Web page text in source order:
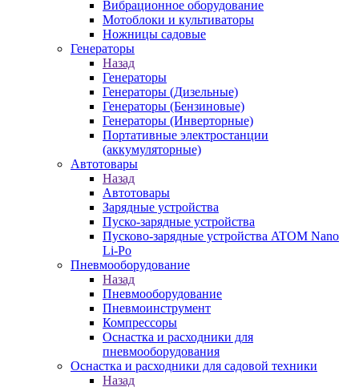
Вибрационное оборудование
Мотоблоки и культиваторы
Ножницы садовые
Генераторы
Назад
Генераторы
Генераторы (Дизельные)
Генераторы (Бензиновые)
Генераторы (Инверторные)
Портативные электростанции
(аккумуляторные)
Автотовары
Назад
Автотовары
Зарядные устройства
Пуско-зарядные устройства
Пусково-зарядные устройства ATOM Nano
Li-Po
Пневмооборудование
Назад
Пневмооборудование
Пневмоинструмент
Компрессоры
Оснастка и расходники для
пневмооборудования
Оснастка и расходники для садовой техники
Назад